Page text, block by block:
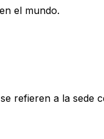
el mundo.
refieren a la sede